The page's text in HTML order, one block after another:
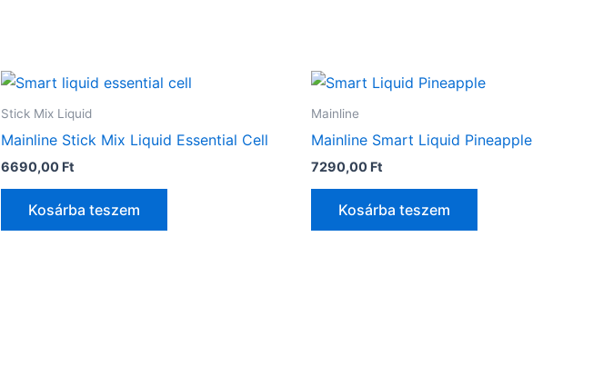
Stick Mix Liquid
Mainline Stick Mix Liquid Essential Cell
6690,00 Ft
Kosárba teszem
Mainline
Mainline Smart Liquid Pineapple
7290,00 Ft
Kosárba teszem